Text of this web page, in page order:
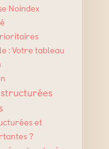
Noindex
: Votre tableau
structurées
et
?